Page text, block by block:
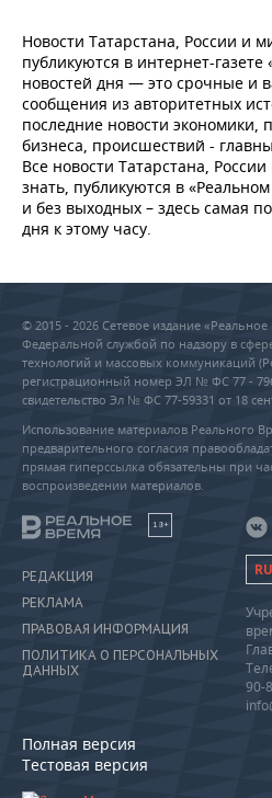
Новости Татарстана, России и
публикуются в интернет-
новостей дня — это срочные
сообщения из авторитетных
последние новости экономики,
бизнеса, происшествий -
Все новости Татарстана,
знать, публикуются в
и без выходных – здесь самая
дня к этому часу.
© 2015 - 2026 Сетевое издание
Федеральной службой по надзору в
технологий и массовых коммуникаций
регистрационный номер ЭЛ № ФС 77 -
свидетельство Эл № ФС 77-59331 от 18
Использование материалов Реального
предварительного согласия
прямая гиперссылка обязательны при
воспроизведении материалов.
18+
РЕДАКЦИЯ
РЕКЛАМА
ПРАВОВАЯ ИНФОРМАЦИЯ
ПОЛИТИКА О ПЕРСОНАЛЬНЫХ
ДАННЫХ
Полная версия
Тестовая версия
RU
90-